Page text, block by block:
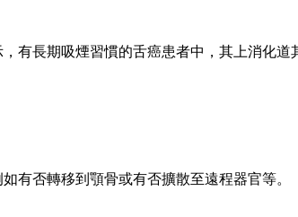
有長期吸煙習慣的舌癌患者中，其上消化道
有否轉移到顎骨或有否擴散至遠程器官等。